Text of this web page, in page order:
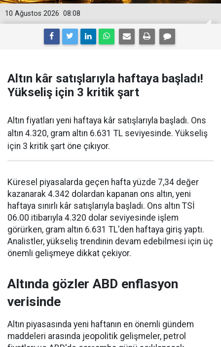
08:08
10 Ağustos 2026
Altın kâr satışlarıyla haftaya başladı!
Yükseliş için 3 kritik şart
Altın fiyatları yeni haftaya kâr satışlarıyla başladı. Ons
altın 4.320, gram altın 6.631 TL seviyesinde. Yükseliş
için 3 kritik şart öne çıkıyor.
Küresel piyasalarda geçen hafta yüzde 7,34 değer
kazanarak 4.342 dolardan kapanan ons altın, yeni
haftaya sınırlı kâr satışlarıyla başladı. Ons altın TSİ
06.00 itibarıyla 4.320 dolar seviyesinde işlem
görürken, gram altın 6.631 TL'den haftaya giriş yaptı.
Analistler, yükseliş trendinin devam edebilmesi için üç
önemli gelişmeye dikkat çekiyor.
Altında gözler ABD enflasyon
verisinde
Altın piyasasında yeni haftanın en önemli gündem
maddeleri arasında jeopolitik gelişmeler, petrol